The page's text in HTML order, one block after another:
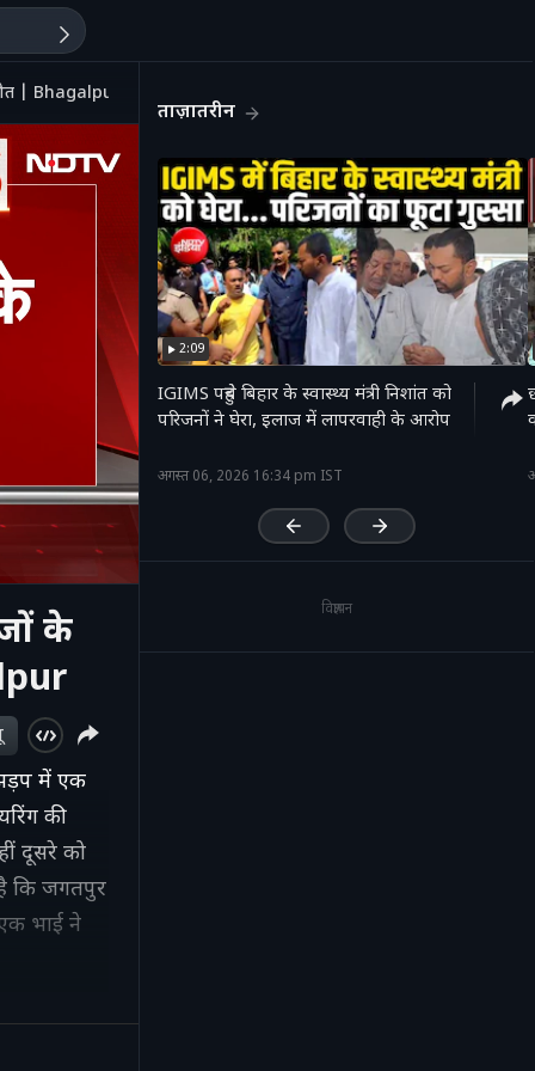
| Bhagalpur
के
में एक
की
दूसरे को
कि जगतपुर
भाई ने
ताज़ातरीन
2:09
IGIMS पहुंचे बिहार के स्वास्थ्य मंत्री निशांत को
परिजनों ने घेरा, इलाज में लापरवाही के आरोप
अगस्त 06, 2026 16:34 pm IST
विज्ञापन